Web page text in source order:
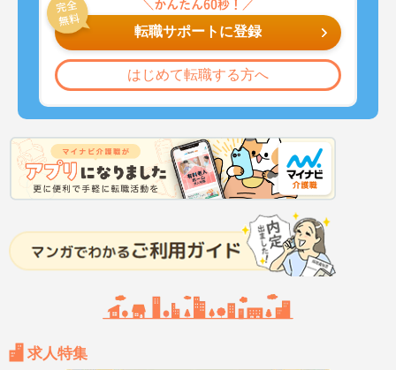
転職サポートに登録
はじめて転職する方へ
求人特集